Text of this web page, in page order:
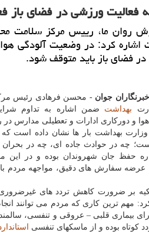
فعالیت ورزشی در فضای باز
روان ما، رییس مرکز سلامت
اشاره کرد: در وضعیت آلودگی
فضای باز باید متوقف شود.
جوان- محسن فرهادی رئیس
بهداشت ضمن اشاره به تداوم
هوا و دورکاری ادارات و تعطیلی مدارس در
بهداشت بار ها نشان داده است
چه در حوادث جاده ای، چه در بحران
حفظ جان شهروندان بوده و در این
عرضه سفارش های دقیق، مواجهه مردم با
بر ضرورت کاهش تردد های غیرضروری
مهم ترین کاری که مردم می توانند
بیماری قلبی – عروقی و تنفسی،
کوتاه بوده و از ماسکهای تنفسی